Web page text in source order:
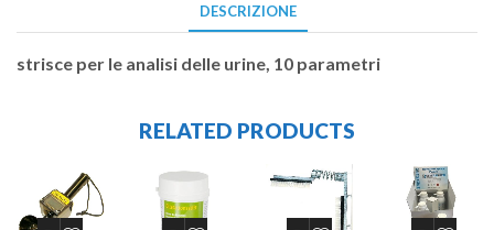
DESCRIZIONE
strisce per le analisi delle urine, 10 parametri
RELATED PRODUCTS